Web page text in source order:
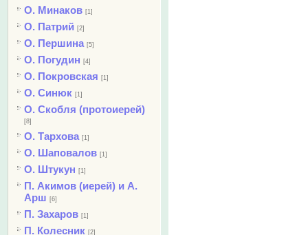
О. Минаков [1]
О. Патрий [2]
О. Першина [5]
О. Погудин [4]
О. Покровская [1]
О. Синюк [1]
О. Скобля (протоиерей)
[8]
О. Тархова [1]
О. Шаповалов [1]
О. Штукун [1]
П. Акимов (иерей) и А.
Арш [6]
П. Захаров [1]
П. Колесник [2]